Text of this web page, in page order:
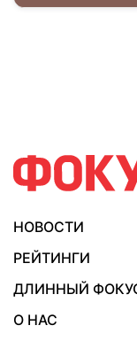
НОВОСТИ
РЕЙТИНГИ
ДЛИННЫЙ
О НАС